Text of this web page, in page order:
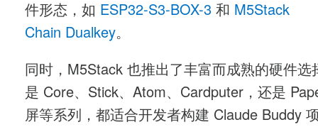
件形态，如 ESP32-S3-BOX-3 和 M5Stack
Chain Dualkey。
同时，M5Stack 也推出了丰富而成熟的硬件选
是 Core、Stick、Atom、Cardputer，还是
屏等系列，都适合开发者构建 Claude Buddy